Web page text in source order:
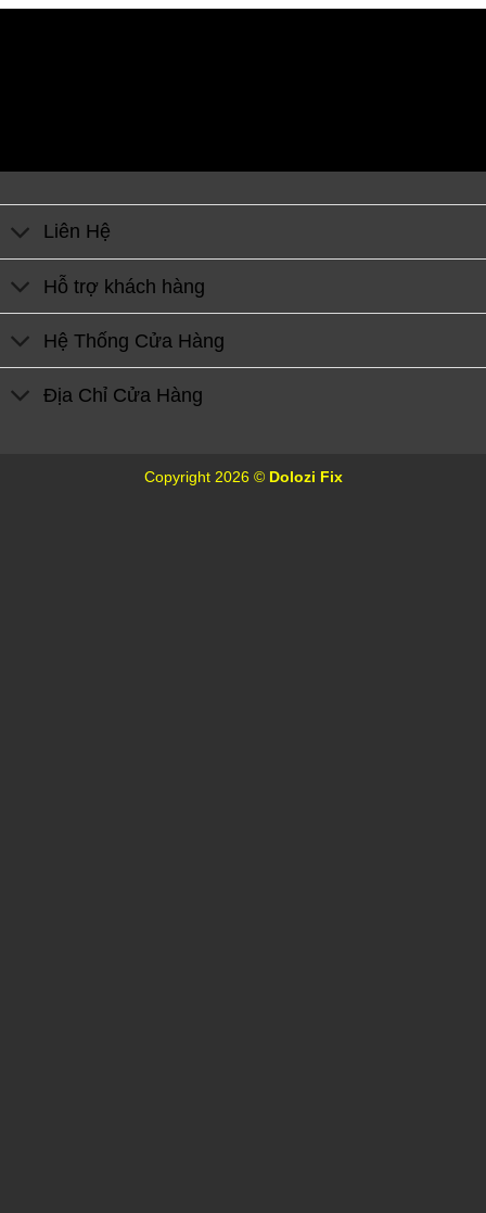
Liên Hệ
Hỗ trợ khách hàng
Hệ Thống Cửa Hàng
Địa Chỉ Cửa Hàng
Copyright 2026 © Dolozi Fix